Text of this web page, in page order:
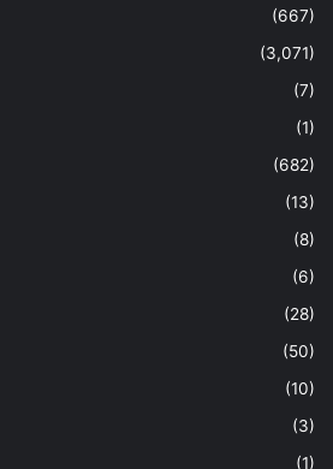
(667)
(3,071)
(7)
(1)
(682)
(13)
(8)
(6)
(28)
(50)
(10)
(3)
(1)